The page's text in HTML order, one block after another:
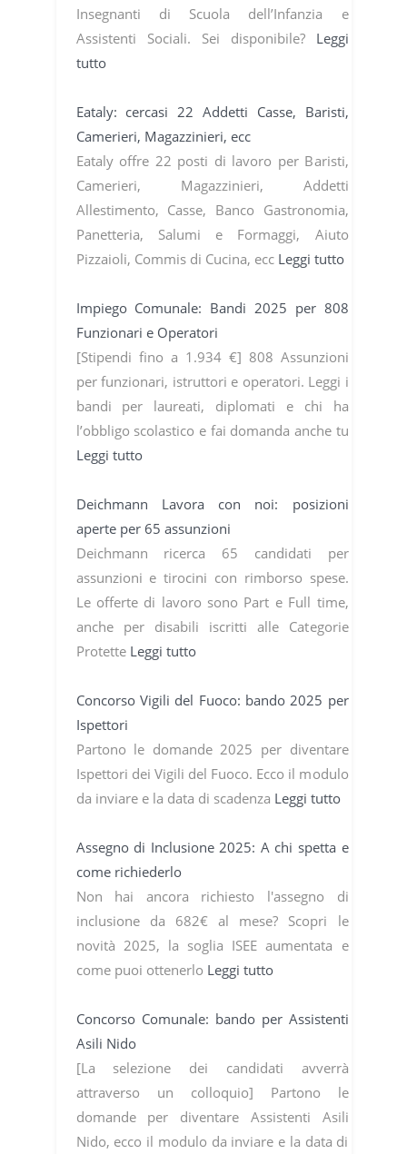
Insegnanti di Scuola dell’Infanzia e
Assistenti Sociali. Sei disponibile? Leggi
tutto
Eataly: cercasi 22 Addetti Casse, Baristi,
Camerieri, Magazzinieri, ecc
Eataly offre 22 posti di lavoro per Baristi,
Camerieri, Magazzinieri, Addetti
Allestimento, Casse, Banco Gastronomia,
Panetteria, Salumi e Formaggi, Aiuto
Pizzaioli, Commis di Cucina, ecc Leggi tutto
Impiego Comunale: Bandi 2025 per 808
Funzionari e Operatori
[Stipendi fino a 1.934 €] 808 Assunzioni
per funzionari, istruttori e operatori. Leggi i
bandi per laureati, diplomati e chi ha
l’obbligo scolastico e fai domanda anche tu
Leggi tutto
Deichmann Lavora con noi: posizioni
aperte per 65 assunzioni
Deichmann ricerca 65 candidati per
assunzioni e tirocini con rimborso spese.
Le offerte di lavoro sono Part e Full time,
anche per disabili iscritti alle Categorie
Protette Leggi tutto
Concorso Vigili del Fuoco: bando 2025 per
Ispettori
Partono le domande 2025 per diventare
Ispettori dei Vigili del Fuoco. Ecco il modulo
da inviare e la data di scadenza Leggi tutto
Assegno di Inclusione 2025: A chi spetta e
come richiederlo
Non hai ancora richiesto l'assegno di
inclusione da 682€ al mese? Scopri le
novità 2025, la soglia ISEE aumentata e
come puoi ottenerlo Leggi tutto
Concorso Comunale: bando per Assistenti
Asili Nido
[La selezione dei candidati avverrà
attraverso un colloquio] Partono le
domande per diventare Assistenti Asili
Nido, ecco il modulo da inviare e la data di